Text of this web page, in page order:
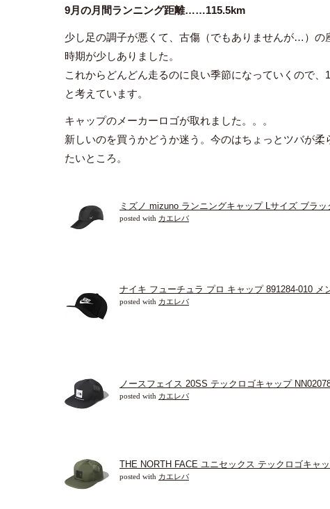
9月の月間ランニング距離……115.5km
少し足の調子が悪くて、古傷（でもありませんが…）の
時期が少しありました。
これからどんどん走るのに良い季節になっていくので
と考えています。
キャップのメーカーロゴが取れました。。。
新しいのを買うかどうか迷う。今のはちょっとツバが
たいところ。
ミズノ mizuno ランニングキャップ Lサイズ ブラ
posted with カエレバ
ナイキ フューチュラ プロ キャップ 891284-010 メ
posted with カエレバ
ノースフェイス 20SS テックロゴキャップ
posted with カエレバ
THE NORTH FACE ユニセックス テックロゴキャ
posted with カエレバ